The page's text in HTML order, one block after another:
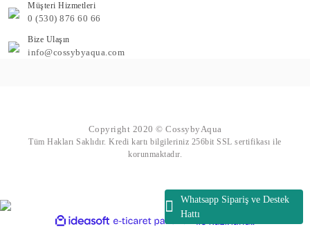
Whatsapp Sipariş ve Destek
Hattı
Müşteri Hizmetleri
0 (530) 876 60 66
Bize Ulaşın
info@cossybyaqua.com
Copyright 2020 © CossybyAqua
Tüm Hakları Saklıdır. Kredi kartı bilgileriniz 256bit SSL sertifikası ile
korunmaktadır.
ideasoft